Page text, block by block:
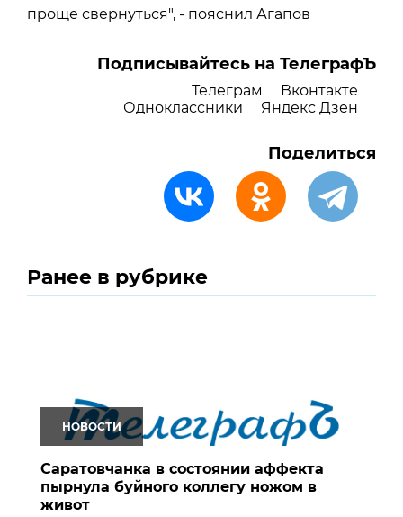
проще свернуться", - пояснил Агапов
Подписывайтесь на ТелеграфЪ
Телеграм
Вконтакте
Одноклассники
Яндекс Дзен
Поделиться
Ранее в рубрике
НОВОСТИ
Саратовчанка в состоянии аффекта
пырнула буйного коллегу ножом в
живот